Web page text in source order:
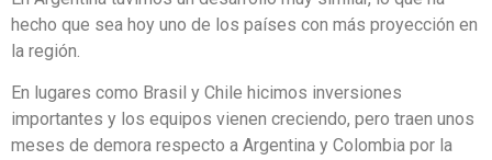
hecho que sea hoy uno de los países con más proyección en
la región.
En lugares como Brasil y Chile hicimos inversiones
importantes y los equipos vienen creciendo, pero traen unos
meses de demora respecto a Argentina y Colombia por la